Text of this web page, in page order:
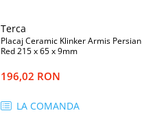
Terca
Placaj Ceramic Klinker Armis Persian
Red 215 x 65 x 9mm
196,02 RON
LA COMANDA